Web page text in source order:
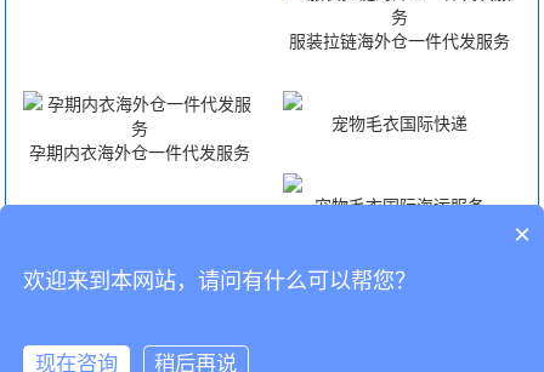
服装拉链海外仓一件代发服务
孕期内衣海外仓一件代发服务
宠物毛衣国际快递
宠物毛衣国际海运服务
宠物毛衣国际空运服务 宠物毛衣FBA头程
CopyRight © 深圳市韬博供应链有限公司
×
欢迎来到本网站，请问有什么可以帮您？
现在咨询 稍后再说